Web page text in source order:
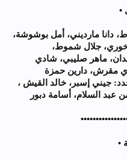
•
دانا مارديني، أمل بوشوشة،
خوري، جلال شموط،
ماهر صليبي، شادي
مقرش، دارين حمزة
جيني إسبر، خالد القيش ،
عبد السلام، أسامة دبور
•